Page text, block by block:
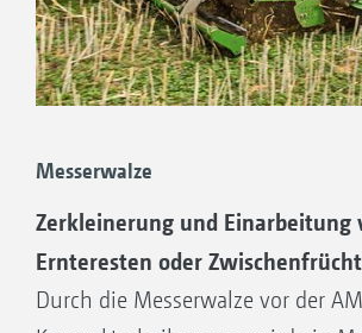
Messerwalze
Zerkleinerung und Einarbeitung
Ernteresten oder
Durch die Messerwalze vor der